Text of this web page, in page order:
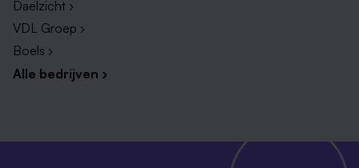
Daelzicht ›
VDL Groep ›
Boels ›
Alle bedrijven ›